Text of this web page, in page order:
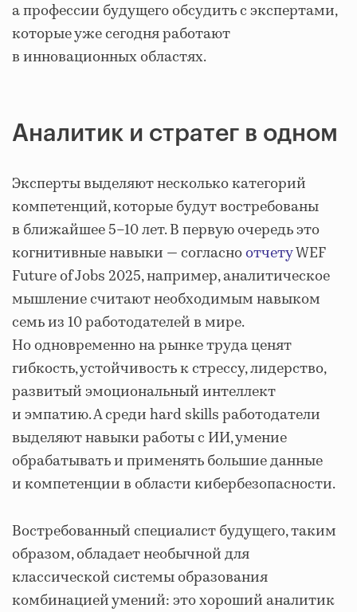
а профессии будущего обсудить с экспертами,
которые уже сегодня работают
в инновационных областях.
Аналитик и стратег в одном
Эксперты выделяют несколько категорий
компетенций, которые будут востребованы
в ближайшее 5–10 лет. В первую очередь это
когнитивные навыки — согласноотчетуWEF
Future of Jobs 2025, например, аналитическое
мышление считают необходимым навыком
семь из 10 работодателей в мире.
Но одновременно на рынке труда ценят
гибкость, устойчивость к стрессу, лидерство,
развитый эмоциональный интеллект
и эмпатию. А среди hard skills работодатели
выделяют навыки работы с ИИ, умение
обрабатывать и применять большие данные
и компетенции в области кибербезопасности.
Востребованный специалист будущего, таким
образом, обладает необычной для
классической системы образования
комбинацией умений: это хороший аналитик